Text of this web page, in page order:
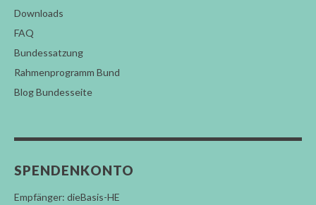
Downloads
FAQ
Bundessatzung
Rahmenprogramm Bund
Blog Bundesseite
SPENDENKONTO
Empfänger: dieBasis-HE